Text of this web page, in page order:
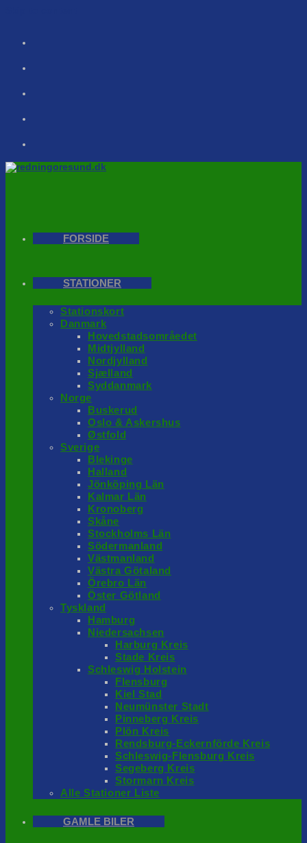
FORSIDE
STATIONER
Stationskort
Danmark
Hovedstadsområedet
Midtjylland
Nordjylland
Sjælland
Syddanmark
Norge
Buskerud
Oslo & Askershus
Østfold
Sverige
Blekinge
Halland
Jönköping Län
Kalmar Län
Kronoberg
Skåne
Stockholms Län
Södermanland
Västmanland
Västra Götaland
Örebro Län
Öster Götland
Tyskland
Hamburg
Niedersachsen
Harburg Kreis
Stade Kreis
Schleswig Holstein
Flensburg
Kiel Stad
Neumünster Stadt
Pinneberg Kreis
Plön Kreis
Rendsburg-Eckernförde Kreis
Schleswig-Flensburg Kreis
Segeberg Kreis
Stormarn Kreis
Alle Stationer Liste
GAMLE BILER